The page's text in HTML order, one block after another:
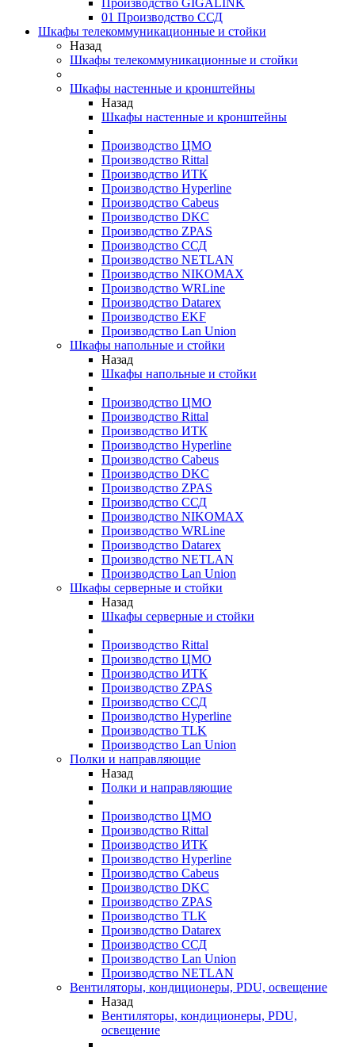
Производство GIGALINK
01 Производство ССД
Шкафы телекоммуникационные и стойки
Назад
Шкафы телекоммуникационные и стойки
Шкафы настенные и кронштейны
Назад
Шкафы настенные и кронштейны
Производство ЦМО
Производство Rittal
Производство ИТК
Производство Hyperline
Производство Cabeus
Производство DKC
Производство ZPAS
Производство ССД
Производство NETLAN
Производство NIKOMAX
Производство WRLine
Производство Datarex
Производство EKF
Производство Lan Union
Шкафы напольные и стойки
Назад
Шкафы напольные и стойки
Производство ЦМО
Производство Rittal
Производство ИТК
Производство Hyperline
Производство Cabeus
Производство DKC
Производство ZPAS
Производство ССД
Производство NIKOMAX
Производство WRLine
Производство Datarex
Производство NETLAN
Производство Lan Union
Шкафы серверные и стойки
Назад
Шкафы серверные и стойки
Производство Rittal
Производство ЦМО
Производство ИТК
Производство ZPAS
Производство ССД
Производство Hyperline
Производство TLK
Производство Lan Union
Полки и направляющие
Назад
Полки и направляющие
Производство ЦМО
Производство Rittal
Производство ИТК
Производство Hyperline
Производство Cabeus
Производство DKC
Производство ZPAS
Производство TLK
Производство Datarex
Производство ССД
Производство Lan Union
Производство NETLAN
Вентиляторы, кондиционеры, PDU, освещение
Назад
Вентиляторы, кондиционеры, PDU,
освещение